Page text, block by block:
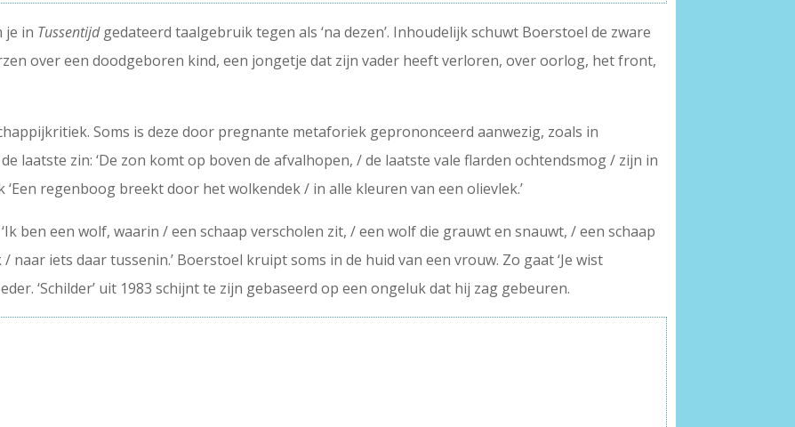
je in Tussentijdgedateerd taalgebruik tegen als ‘na dezen’. Inhoudelijk schuwt Boerstoel de zware
over een doodgeboren kind, een jongetje dat zijn vader heeft verloren, over oorlog, het front,
Soms is deze door pregnante metaforiek geprononceerd aanwezig, zoals in
laatste zin: ‘De zon komt op boven de afvalhopen, / de laatste vale flarden ochtendsmog / zijn in
regenboog breekt door het wolkendek / in alle kleuren van een olievlek.’
ben een wolf, waarin / een schaap verscholen zit, / een wolf die grauwt en snauwt, / een schaap
naar iets daar tussenin.’ Boerstoel kruipt soms in de huid van een vrouw. Zo gaat ‘Je wist
‘Schilder’ uit 1983 schijnt te zijn gebaseerd op een ongeluk dat hij zag gebeuren.